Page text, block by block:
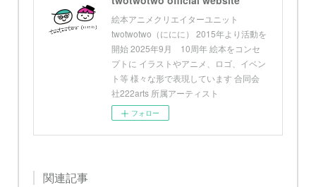
絵本アニメクリエイターユニット
twotwotwo（ににに） 2015年より活動を
開始 2025年9月 10周年 絵本をコンセ
プトに イラストやアニメ、ロゴ、イベン
ト等 様々な形で表現しています 合同会
社222arts 所属アーティスト
フォロー
関連記事